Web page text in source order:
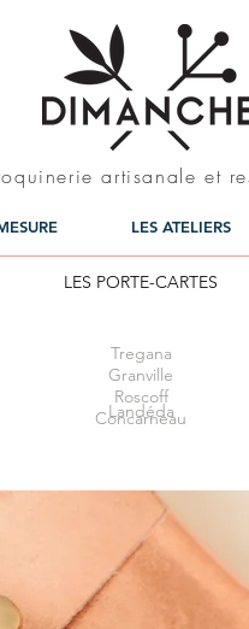
artisanale et
LES ATELIERS
Landéda
LES PORTE-CARTES
Tregana
Granville
Roscoff
Concarneau